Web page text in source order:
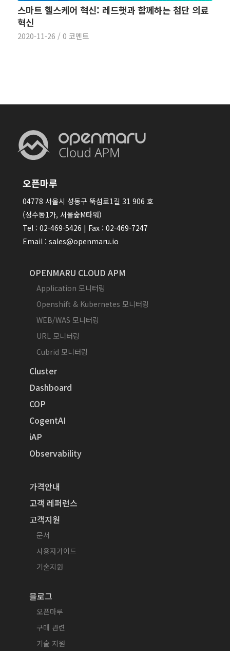
스마트 헬스케어 혁신: 레드햇과 함께하는 첨단 의료
혁신
2020-11-26 / 0 코멘트
오픈마루
04778 서울시 성동구 뚝섬로1길 31 906 호
(성수동1가, 서울숲M타워)
Tel : 02-469-5426 | Fax : 02-469-7247
Email : sales@openmaru.io
OPENMARU CLOUD APM
Application 모니터링
Openshift & Kubernetes 모니터링
WEB/WAS 모니터링
URL 모니터링
Cubrid 모니터링
Cluster
Dashboard
COP
CogentAI
iAP
Observability
가격안내
고객 레퍼런스
고객지원
문서
사용자가이드
기술지원
블로그
오픈마루
구매 관련
기술 지원